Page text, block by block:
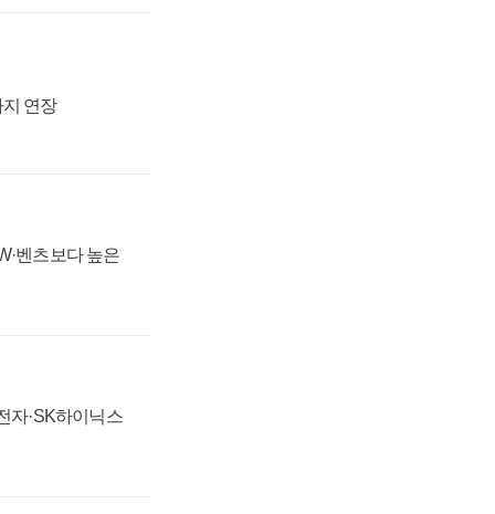
연장
벤츠보다 높은
자·SK하이닉스